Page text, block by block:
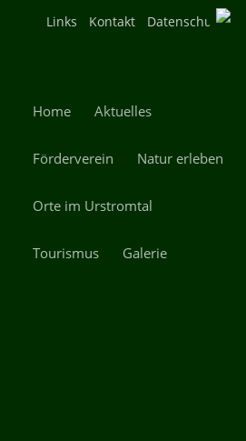
Navigation
Links Kontakt Datenschutz
Navigation
Home Aktuelles
Förderverein Natur erleben
Orte im Urstromtal
Tourismus Galerie